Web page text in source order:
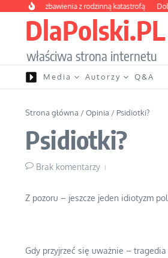
Przejdź do treści
kurs zbawienia z rodzinną katastrofą Dobre
DlaPolski.PL
właściwa strona internetu
Media Autorzy Q&A
Strona główna /Opinia / Psidiotki?
Psidiotki?
Brak komentarzy
Z pozoru – jeszcze jeden idiotyzm
Gdy przyjrzeć się uważnie –